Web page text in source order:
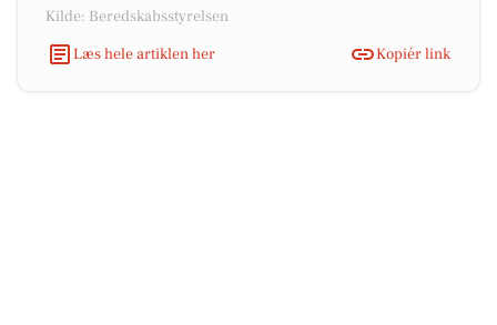
Kilde: Beredskabsstyrelsen
Læs hele artiklen her
Kopiér link